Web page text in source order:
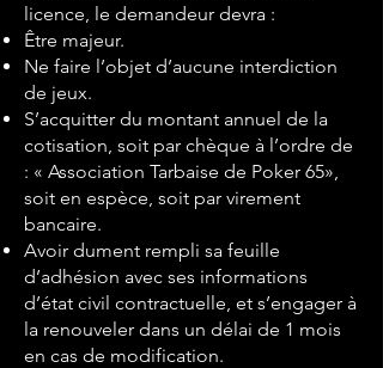
licence, le demandeur devra :
Être majeur.
Ne faire l’objet d’aucune interdiction
de jeux.
S’acquitter du montant annuel de la
cotisation, soit par chèque à l’ordre de
: « Association Tarbaise de Poker 65»,
soit en espèce, soit par virement
bancaire.
Avoir dument rempli sa feuille
d’adhésion avec ses informations
d’état civil contractuelle, et s’engager à
la renouveler dans un délai de 1 mois
en cas de modification.